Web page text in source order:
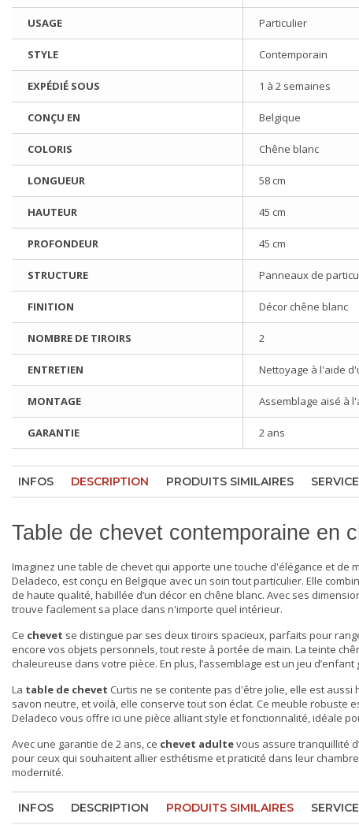
USAGE Particulier
STYLE Contemporain
EXPÉDIÉ SOUS 1 à 2 semaines
CONÇU EN Belgique
COLORIS Chêne blanc
LONGUEUR 58 cm
HAUTEUR 45 cm
PROFONDEUR 45 cm
STRUCTURE Panneaux de
FINITION Décor chêne blanc
NOMBRE DE TIROIRS 2
ENTRETIEN Nettoyage à l'aide
MONTAGE Assemblage aisé à
GARANTIE 2 ans
INFOS DESCRIPTION PRODUITS SIMILAIRES
Table de chevet contemporaine en
Imaginez une table de chevet qui apporte une touche d'élégance et de
Deladeco, est conçu en Belgique avec un soin tout particulier. Elle
de haute qualité, habillée d’un décor en chêne blanc. Avec ses
trouve facilement sa place dans n'importe quel intérieur.
Ce chevet se distingue par ses deux tiroirs spacieux, parfaits pour
encore vos objets personnels, tout reste à portée de main. La teinte
chaleureuse dans votre pièce. En plus, l’assemblage est un jeu
La table de chevet Curtis ne se contente pas d'être jolie, elle est
savon neutre, et voilà, elle conserve tout son éclat. Ce meuble
Deladeco vous offre ici une pièce alliant style et fonctionnalité, idéale
Avec une garantie de 2 ans, ce chevet adultevous assure tranquillité
pour ceux qui souhaitent allier esthétisme et praticité dans leur
modernité.
INFOS DESCRIPTION PRODUITS SIMILAIRES